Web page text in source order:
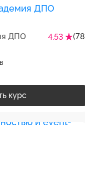
ДПО 4.53
курс